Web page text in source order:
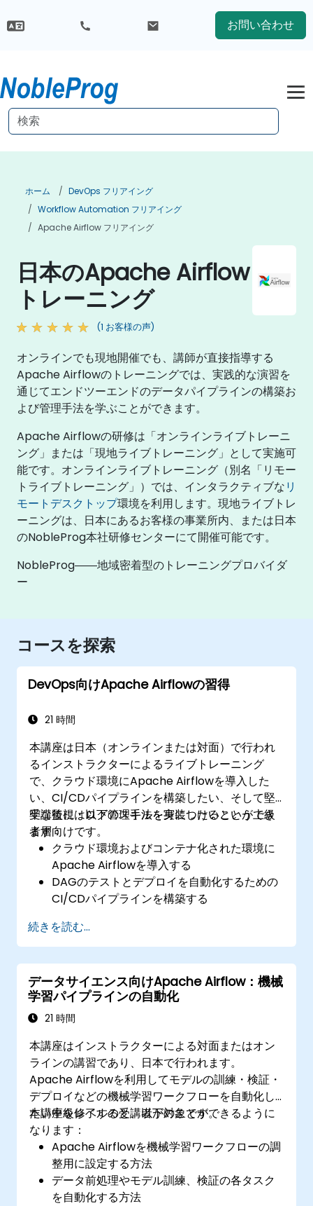
お問い合わせ
ホーム
DevOps フリアイング
Workflow Automation フリアイング
Apache Airflow フリアイング
日本のApache Airflow
トレーニング
(1 お客様の声)
オンラインでも現地開催でも、講師が直接指導する
Apache Airflowのトレーニングでは、実践的な演習を
通じてエンドツーエンドのデータパイプラインの構築お
よび管理手法を学ぶことができます。
Apache Airflowの研修は「オンラインライブトレーニ
ング」または「現地ライブトレーニング」として実施可
能です。オンラインライブトレーニング（別名「リモー
トライブトレーニング」）では、インタラクティブなリ
モートデスクトップ環境を利用します。現地ライブトレ
ーニングは、日本にあるお客様の事業所内、または日本
のNobleProg本社研修センターにて開催可能です。
NobleProg――地域密着型のトレーニングプロバイダ
ー
コースを探索
DevOps向けApache Airflowの習得
21 時間
本講座は日本（オンラインまたは対面）で行われ
るインストラクターによるライブトレーニング
で、クラウド環境にApache Airflowを導入した
い、CI/CDパイプラインを構築したい、そして堅
牢な監視・ログ管理手法を実装したいという上級
者層向けです。
受講後には以下のスキルを身につけることができ
ます：
クラウド環境およびコンテナ化された環境に
Apache Airflowを導入する
DAGのテストとデプロイを自動化するための
CI/CDパイプラインを構築する
グ管理ツールを統合する
パフォーマンスおよびスケーラビリティ向上
のためにAirflow設定を最適化する
ワークフローや環境管理におけるセキュリテ
ィ対策を実践する
続きを読む...
データサイエンス向けApache Airflow：機械
学習パイプラインの自動化
21 時間
本講座はインストラクターによる対面またはオン
ラインの講習であり、日本で行われます。
Apache Airflowを利用してモデルの訓練・検証・
デプロイなどの機械学習ワークフローを自動化し
たい中級レベルの受講者が対象です。
本講座を修了すると、以下のことができるように
なります：
Apache Airflowを機械学習ワークフローの調
整用に設定する方法
データ前処理やモデル訓練、検証の各タスク
を自動化する方法